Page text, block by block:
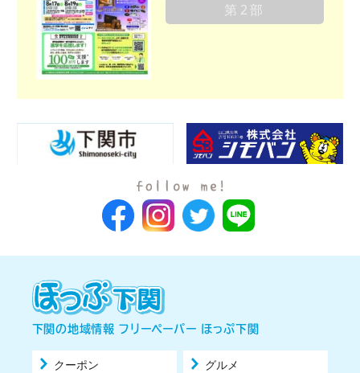
第2部
下関の地域情報 フリーペーパー ほっぷ下関
クーポン グルメ